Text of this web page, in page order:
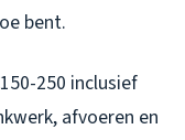
bent.
250 inclusief
afvoeren en